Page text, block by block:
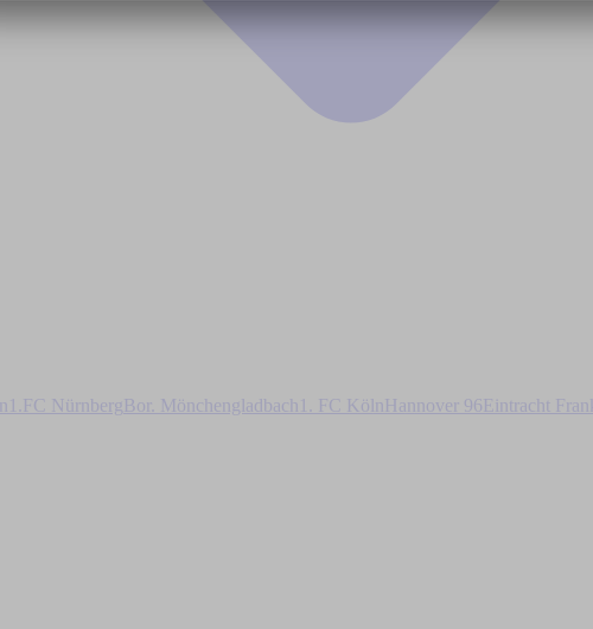
1.FC Nürnberg Bor. Mönchengladbach 1. FC Köln Hannover 96Eintracht